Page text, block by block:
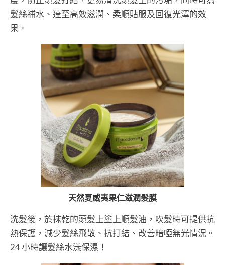
髮絲補水、達至高效滋潤、柔順貼服及回復光澤的效
果。
天然夏威夷果仁滋潤髮膜
洗髮後，於抹乾的頭髮上塗上順髮油，吹髮時可提供抗
熱保護，減少髮絲飛散、抗打結、改善暗啞無光情況。
24 小時讓髮絲水漾保濕！